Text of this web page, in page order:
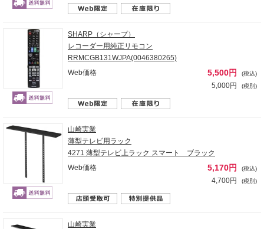
SHARP（シャープ）
レコーダー用純正リモコン
RRMCGB131WJPA(0046380265)
Web価格
5,500円 (税込)
5,000円 (税別)
山崎実業
薄型テレビ用ラック
4271 薄型テレビ上ラック スマート ブラック
Web価格
5,170円 (税込)
4,700円 (税別)
山崎実業